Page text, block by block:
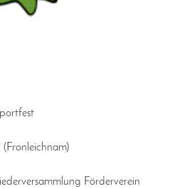
(Fronleichnam)
Förderverein